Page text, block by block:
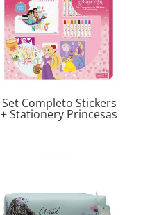
Set Completo Stickers
+ Stationery Princesas